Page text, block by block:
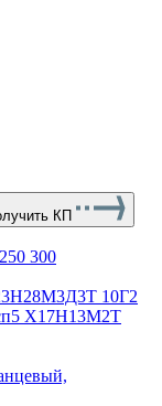
КП
250 300
10Г2
Х17Н13М2Т